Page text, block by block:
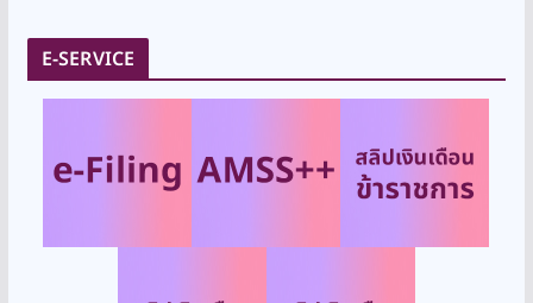
E-SERVICE